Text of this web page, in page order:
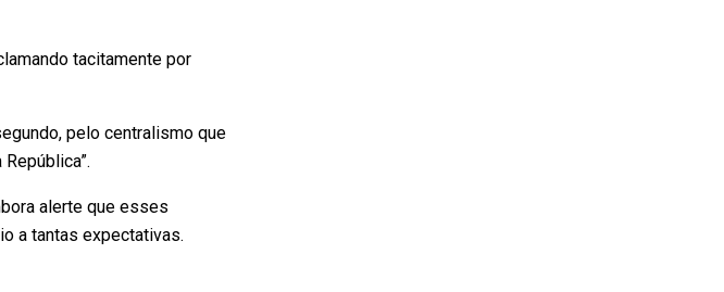
tacitamente por
pelo centralismo que
alerte que esses
a tantas expectativas.